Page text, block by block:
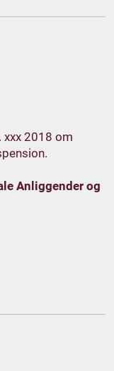
xxx 2018 om
Anliggender og